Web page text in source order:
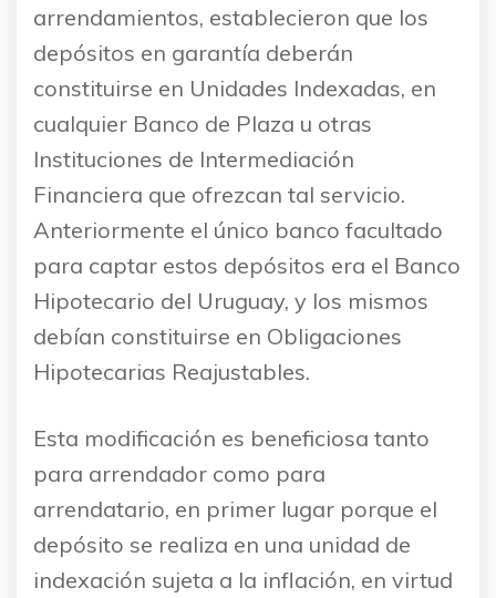
arrendamientos, establecieron que los
depósitos en garantía deberán
constituirse en Unidades Indexadas, en
cualquier Banco de Plaza u otras
Instituciones de Intermediación
Financiera que ofrezcan tal servicio.
Anteriormente el único banco facultado
para captar estos depósitos era el Banco
Hipotecario del Uruguay, y los mismos
debían constituirse en Obligaciones
Hipotecarias Reajustables.
Esta modificación es beneficiosa tanto
para arrendador como para
arrendatario, en primer lugar porque el
depósito se realiza en una unidad de
indexación sujeta a la inflación, en virtud